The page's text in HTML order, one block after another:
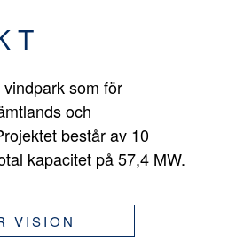
som för
och
består av 10
kapacitet på 57,4 MW.
VISION